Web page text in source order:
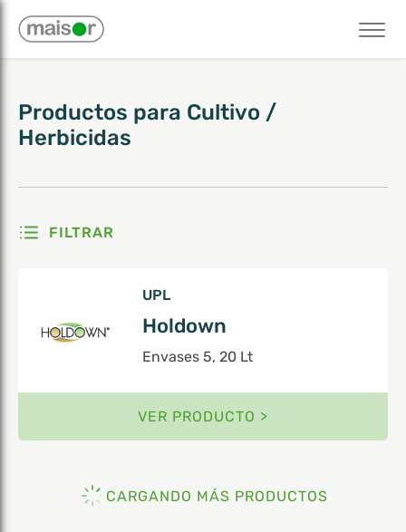
Mostrando el único resultado
Productos para Cultivo /
Herbicidas
FILTRAR
UPL
Holdown
Envases 5, 20 Lt
VER PRODUCTO >
CARGANDO MÁS PRODUCTOS